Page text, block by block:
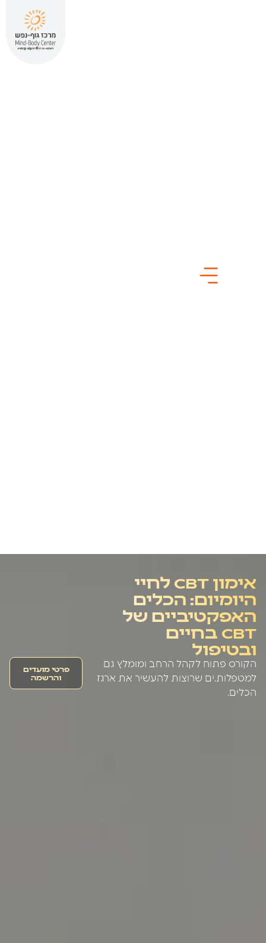
אימון CBT לחיי
היומיום: הכלים
האפקטיביים של
CBT בחיים
ובטיפול
הקורס פתוח לקהל הרחב ומומלץ גם
למטפלות.ים שרוצות להעשיר את ארגז
הכלים.
פרטי מועדים
והרשמה